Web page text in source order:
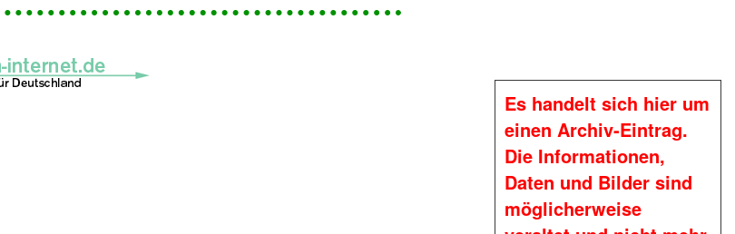
Es handelt sich hier um
einen Archiv-Eintrag.
Die Informationen,
Daten und Bilder sind
möglicherweise